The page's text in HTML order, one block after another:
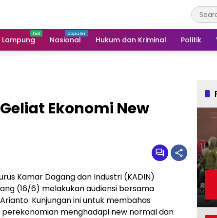
Nasional Hukum dan Kriminal Politik
Ekonomi New
Kamar Dagang dan Industri (KADIN)
(16/6) melakukan audiensi bersama
Kunjungan ini untuk membahas
menghadapi new normal dan